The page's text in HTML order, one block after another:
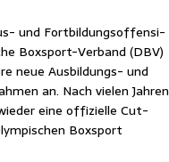
und Fort­bil­dungs­of­fen­si­
Box­sport-Ver­band (DBV)
neue Aus­bil­dungs- und
an. Nach vie­len Jah­ren
eine offi­zi­el­le Cut­
Box­sport